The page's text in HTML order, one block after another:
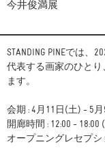
今井俊満展
STANDING PINEでは
代表する画家のひとり
ます。
会期 : 4月11日(土) - 5
開廊時間 : 12:00 -
オープニングレセプシ